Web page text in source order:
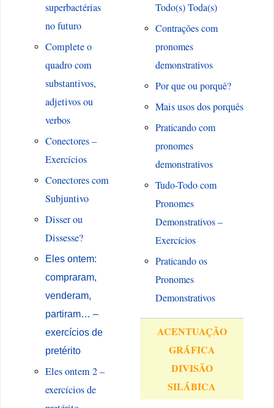
superbactérias
no futuro
Complete o
quadro com
substantivos,
adjetivos ou
verbos
Conectores –
Exercícios
Conectores com
Subjuntivo
Disser ou
Dissesse?
Eles ontem:
compraram,
venderam,
partiram… –
exercícios de
pretérito
Eles ontem 2 –
exercícios de
Todo(s) Toda(s)
Contrações com
pronomes
demonstrativos
Por que ou porquê?
Mais usos dos porquês
Praticando com
pronomes
demonstrativos
Tudo-Todo com
Pronomes
Demonstrativos –
Exercícios
Praticando os
Pronomes
Demonstrativos
ACENTUAÇÃO
GRÁFICA
DIVISÃO
SILÁBICA